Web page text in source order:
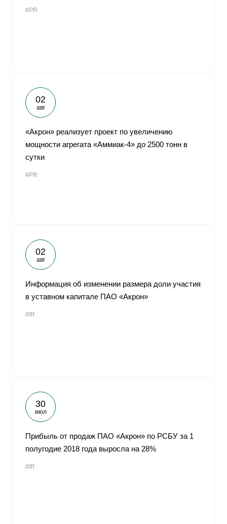
#PR
02
авг
«Акрон» реализует проект по увеличению
мощности агрегата «Аммиак-4» до 2500 тонн в
сутки
#PR
02
авг
Информация об изменении размера доли участия
в уставном капитале ПАО «Акрон»
#IR
30
июл
Прибыль от продаж ПАО «Акрон» по РСБУ за 1
полугодие 2018 года выросла на 28%
#IR